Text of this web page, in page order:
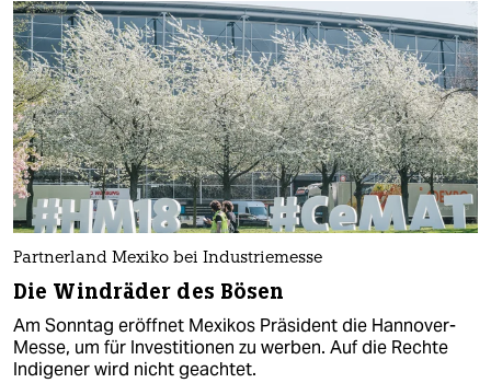
Partnerland Mexiko bei Industriemesse
Die Windräder des Bösen
Am Sonntag eröffnet Mexikos Präsident die Hannover-
Messe, um für Investitionen zu werben. Auf die Rechte
Indigener wird nicht geachtet.